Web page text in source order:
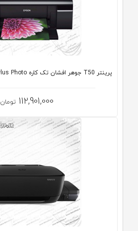
پرينتر T50 جوهر افشان تک کاره Epson Stylus Photo
112,901,000 تومان